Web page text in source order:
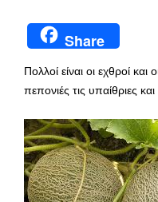
Share
Πολλοί είναι οι εχθροί
πεπονιές τις υπαίθριες